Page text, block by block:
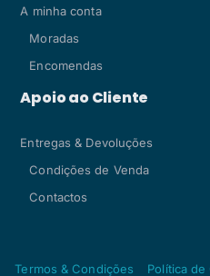
A minha conta
Moradas
Encomendas
Apoio ao Cliente
Entregas & Devoluções
Condições de Venda
Contactos
Termos & Condições Política de